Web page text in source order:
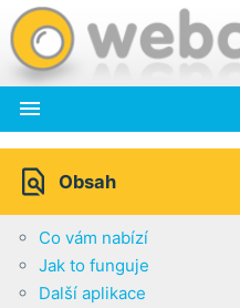

 Obsah
Co vám nabízí
Jak to funguje
Další aplikace